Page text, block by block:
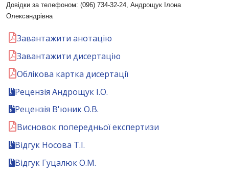
Довідки за телефоном: (096) 734-32-24, Андрощук Ілона
Олександрівна
Завантажити анотацію
Завантажити дисертацію
Облікова картка дисертації
Рецензія Андрощук І.О.
Рецензія В'юник О.В.
Висновок попередньої експертизи
Відгук Носова Т.І.
Відгук Гуцалюк О.М.